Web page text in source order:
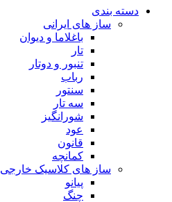
دسته بندی
ساز های ایرانی
باغلاما و دیوان
تار
تنبور و دوتار
رباب
سنتور
سه تار
شورانگیز
عود
قانون
کمانچه
ساز های کلاسیک خارجی
پیانو
چنگ